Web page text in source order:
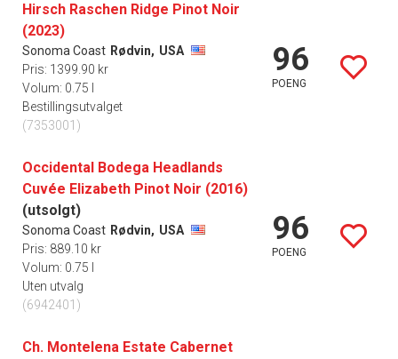
Hirsch Raschen Ridge Pinot Noir
(2023)
Sonoma Coast Rødvin, USA
Pris: 1399.90 kr
Volum: 0.75 l
Bestillingsutvalget
(7353001)
96
POENG
Occidental Bodega Headlands
Cuvée Elizabeth Pinot Noir (2016)
(utsolgt)
Sonoma Coast Rødvin, USA
Pris: 889.10 kr
Volum: 0.75 l
Uten utvalg
(6942401)
96
POENG
Ch. Montelena Estate Cabernet